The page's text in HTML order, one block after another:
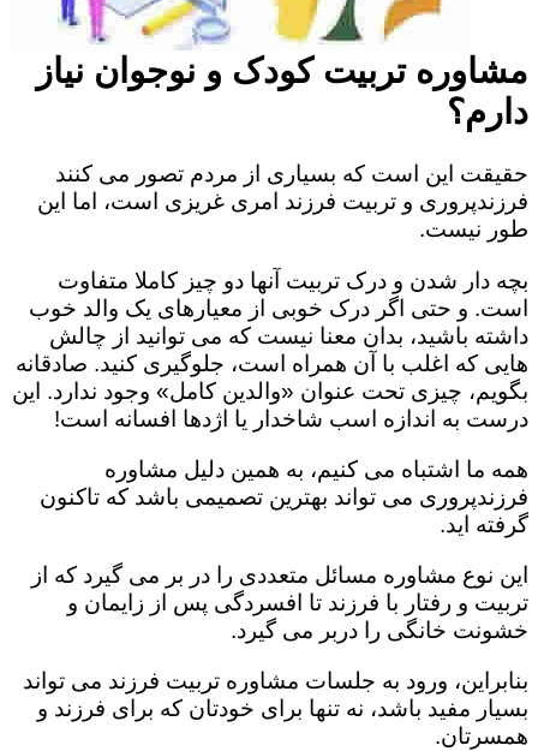
مشاوره تربیت کودک و نوجوان نیاز
دارم؟
حقیقت این است که بسیاری از مردم تصور می کنند
فرزندپروری و تربیت فرزند امری غریزی است، اما این
طور نیست.
بچه دار شدن و درک تربیت آنها دو چیز کاملا متفاوت
است. و حتی اگر درک خوبی از معیارهای یک والد خوب
داشته باشید، بدان معنا نیست که می توانید از چالش
هایی که اغلب با آن همراه است، جلوگیری کنید. صادقانه
بگویم، چیزی تحت عنوان «والدین کامل» وجود ندارد. این
درست به اندازه اسب شاخدار یا اژدها افسانه است!
همه ما اشتباه می کنیم، به همین دلیل مشاوره
فرزندپروری می تواند بهترین تصمیمی باشد که تاکنون
گرفته اید.
این نوع مشاوره مسائل متعددی را در بر می گیرد که از
تربیت و رفتار با فرزند تا افسردگی پس از زایمان و
خشونت خانگی را دربر می گیرد.
بنابراین، ورود به جلسات مشاوره تربیت فرزند می تواند
بسیار مفید باشد، نه تنها برای خودتان که برای فرزند و
همسرتان.